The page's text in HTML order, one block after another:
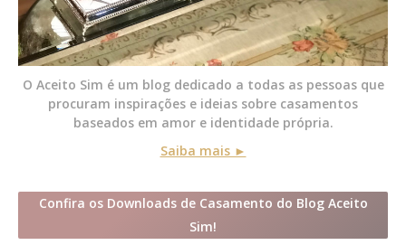
O Aceito Sim é um blog dedicado a todas as pessoas que
procuram inspirações e ideias sobre casamentos
baseados em amor e identidade própria.
Saiba mais ►
Confira os Downloads de Casamento do Blog Aceito
Sim!